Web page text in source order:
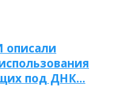
под ДНК…